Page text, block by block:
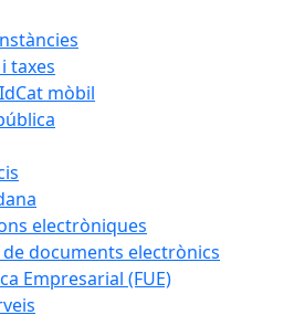
taxes
mòbil
electròniques
documents electrònics
Empresarial (FUE)